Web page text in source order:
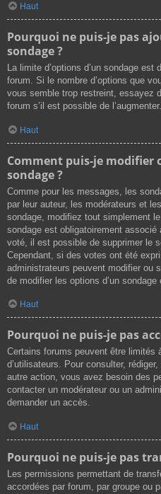
Haut
Pourquoi ne puis-je pas
sondage ?
La limite d’options d’un sondage
forum. Si le nombre d’options que
vous semble trop restreint, essayez
forum s’il est possible de l’augmenter.
Haut
Comment puis-je modifier
sondage ?
Comme pour les messages, les
par leur auteur, les modérateurs et
sondage, modifiez tout simplement
sondage est obligatoirement associé
voté, il est possible de supprimer le
Cependant, si des votes ont été
administrateurs peuvent modifier ou
de modifier les options d’un sondage
Haut
Pourquoi ne puis-je pas
Certains forums peuvent être limités
d’utilisateurs. Pour consulter,
autre action, vous avez besoin des
contacter un modérateur ou un
demander un accès.
Haut
Pourquoi ne puis-je pas
Les permissions permettant de
accordées par forum, par groupe ou